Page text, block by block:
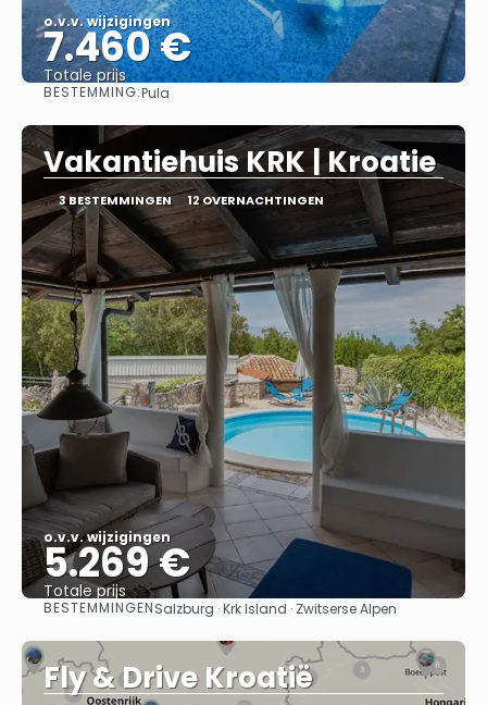
o.v.v. wijzigingen
7.460 €
Totale prijs
BESTEMMING:Pula
Vakantiehuis KRK | Kroatie
3 BESTEMMINGEN 12 OVERNACHTINGEN
o.v.v. wijzigingen
5.269 €
Totale prijs
Bekijk
BESTEMMINGENSalzburg · Krk Island · Zwitserse Alpen
Fly & Drive Kroatië